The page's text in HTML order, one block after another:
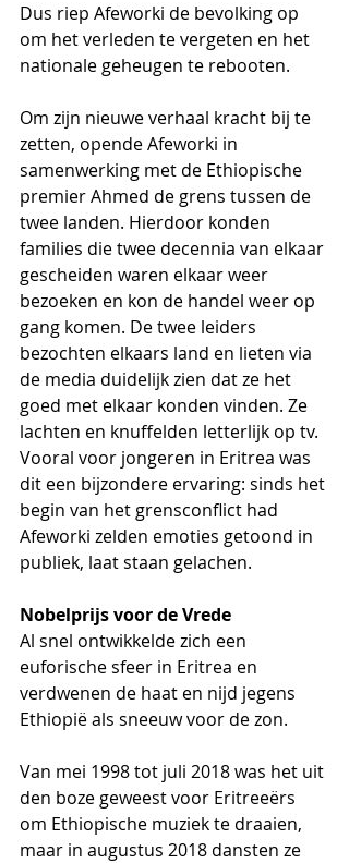
Dus riep Afeworki de bevolking op
om het verleden te vergeten en het
nationale geheugen te rebooten.
Om zijn nieuwe verhaal kracht bij te
zetten, opende Afeworki in
samenwerking met de Ethiopische
premier Ahmed de grens tussen de
twee landen. Hierdoor konden
families die twee decennia van elkaar
gescheiden waren elkaar weer
bezoeken en kon de handel weer op
gang komen. De twee leiders
bezochten elkaars land en lieten via
de media duidelijk zien dat ze het
goed met elkaar konden vinden. Ze
lachten en knuffelden letterlijk op tv.
Vooral voor jongeren in Eritrea was
dit een bijzondere ervaring: sinds het
begin van het grensconflict had
Afeworki zelden emoties getoond in
publiek, laat staan gelachen.
Nobelprijs voor de Vrede
Al snel ontwikkelde zich een
euforische sfeer in Eritrea en
verdwenen de haat en nijd jegens
Ethiopië als sneeuw voor de zon.
Van mei 1998 tot juli 2018 was het uit
den boze geweest voor Eritreeërs
om Ethiopische muziek te draaien,
maar in augustus 2018 dansten ze